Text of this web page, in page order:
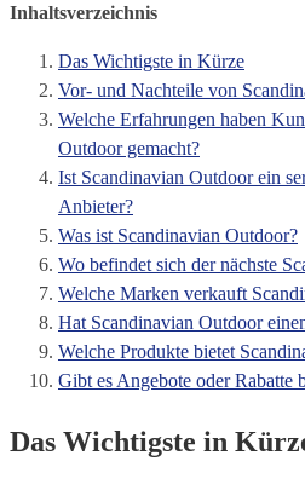
Inhaltsverzeichnis
Das Wichtigste in Kürze
Vor- und Nachteile von
Welche Erfahrungen haben
Outdoor gemacht?
Ist Scandinavian Outdoor ein
Anbieter?
Was ist Scandinavian Outdoor?
Wo befindet sich der nächste
Welche Marken verkauft
Hat Scandinavian Outdoor
Welche Produkte bietet
Gibt es Angebote oder Rabatte
Das Wichtigste in